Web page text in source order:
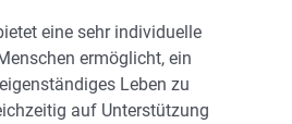
eine sehr individuelle
ermöglicht, ein
Leben zu
auf Unterstützung